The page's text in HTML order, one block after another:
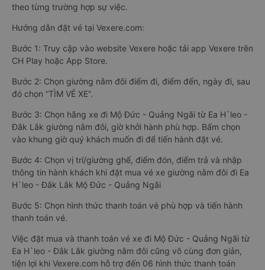
theo từng trường hợp sự việc.
Hướng dẫn đặt vé tại Vexere.com:
Bước 1: Truy cập vào website Vexere hoặc tải app Vexere trên
CH Play hoặc App Store.
Bước 2: Chọn giường nằm đôi điểm đi, điểm đến, ngày đi, sau
đó chọn “TÌM VÉ XE”.
Bước 3: Chọn hãng xe đi Mộ Đức - Quảng Ngãi từ Ea H`leo -
Đắk Lắk giường nằm đôi, giờ khởi hành phù hợp. Bấm chọn
vào khung giờ quý khách muốn đi để tiến hành đặt vé.
Bước 4: Chọn vị trí/giường ghế, điểm đón, điểm trả và nhập
thông tin hành khách khi đặt mua vé xe giường nằm đôi đi Ea
H`leo - Đắk Lắk Mộ Đức - Quảng Ngãi
Bước 5: Chọn hình thức thanh toán vé phù hợp và tiến hành
thanh toán vé.
Việc đặt mua và thanh toán vé xe đi Mộ Đức - Quảng Ngãi từ
Ea H`leo - Đắk Lắk giường nằm đôi cũng vô cùng đơn giản,
tiện lợi khi Vexere.com hỗ trợ đến 06 hình thức thanh toán